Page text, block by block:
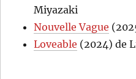
Miyazaki
Nouvelle Vague
Loveable (2024) de